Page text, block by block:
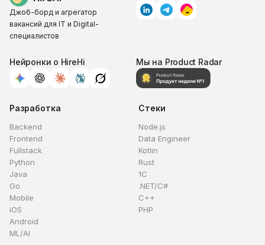
Джоб-борд и агрегатор
вакансий для IT и Digital-
специалистов
Нейронки о HireHi Мы на Product Radar
Разработка
Backend
Frontend
Fullstack
Python
Java
Go
Mobile
iOS
Android
ML/AI
Стеки
Node.js
Data Engineer
Kotlin
Rust
1C
.NET/C#
C++
PHP